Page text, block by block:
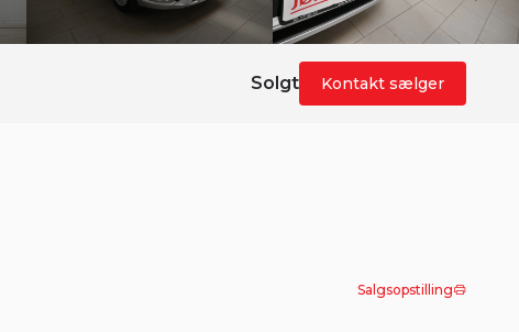
Solgt Kontakt sælger
Salgsopstilling